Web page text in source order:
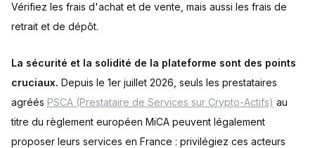
Vérifiez les frais d'achat et de vente, mais aussi les frais de
retrait et de dépôt.
La sécurité et la solidité de la plateforme sont des points
cruciaux. Depuis le 1er juillet 2026, seuls les prestataires
agréés PSCA (Prestataire de Services sur Crypto-Actifs) au
titre du règlement européen MiCA peuvent légalement
proposer leurs services en France : privilégiez ces acteurs